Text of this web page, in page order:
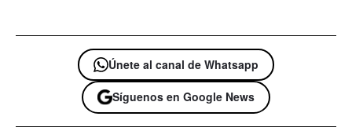
Únete al canal de Whatsapp
Síguenos en Google News